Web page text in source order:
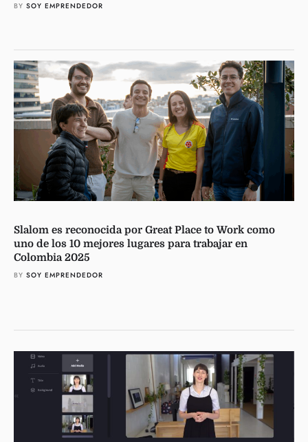
BY SOY EMPRENDEDOR
Slalom es reconocida por Great Place to Work como
uno de los 10 mejores lugares para trabajar en
Colombia 2025
BY SOY EMPRENDEDOR